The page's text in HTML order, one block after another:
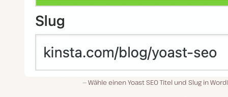
Wähle einen Yoast SEO Titel und Slug in